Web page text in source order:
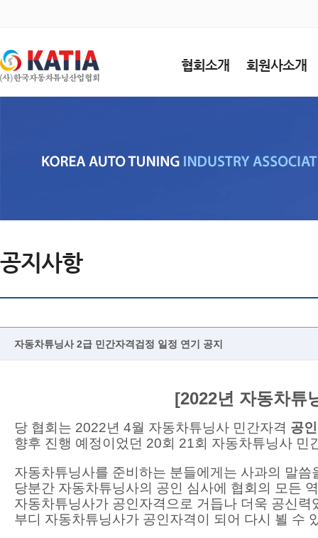
협회소개 회원사소개
공지사항
자동차튜닝사 2급 민간자격검정 일정 연기 공지
[2022년 자동차튜
당 협회는 2022년 4월 자동차튜닝사 민간자격 공
향후 진행 예정이었던 20회 21회 자동차튜닝사 민
자동차튜닝사를 준비하는 분들에게는 사과의 말씀
당분간 자동차튜닝사의 공인 심사에 협회의 모든
자동차튜닝사가 공인자격으로 거듭나 더욱 공신
부디 자동차튜닝사가 공인자격이 되어 다시 뵐 수